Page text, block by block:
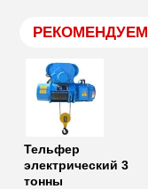
РЕКОМЕНДУЕМ
Тельфер
электрический 3
тонны